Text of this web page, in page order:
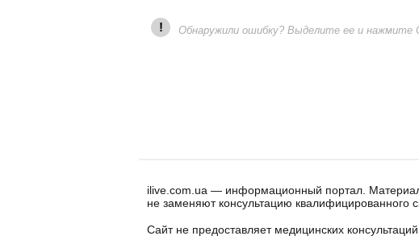
! Обнаружили ошибку? Выделите ее и нажмите
ilive.com.ua — информационный портал.
не заменяют консультацию квалифицированного
Сайт не предоставляет медицинских